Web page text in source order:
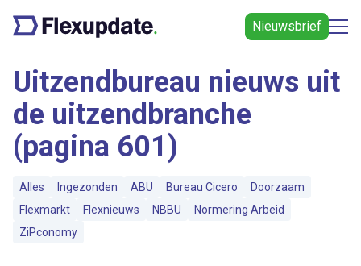
Nieuwsbrief
Uitzendbureau nieuws uit
de uitzendbranche
(pagina 601)
Alles Ingezonden ABU Bureau Cicero
Doorzaam
Flexmarkt
Flexnieuws NBBU
Normering Arbeid
ZiPconomy